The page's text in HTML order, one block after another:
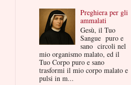
Preghiera per gli
ammalati
Gesù, il Tuo
Sangue puro e
sano circoli nel
mio organismo malato, ed il
Tuo Corpo puro e sano
trasformi il mio corpo malato e
pulsi in m...